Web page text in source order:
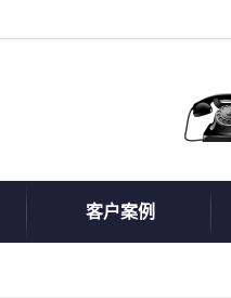
客户案例